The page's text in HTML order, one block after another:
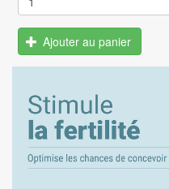
Ajouter au panier